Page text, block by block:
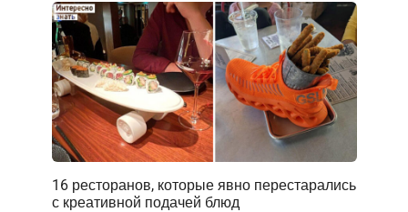
16 ресторанов, которые явно перестарались
с креативной подачей блюд